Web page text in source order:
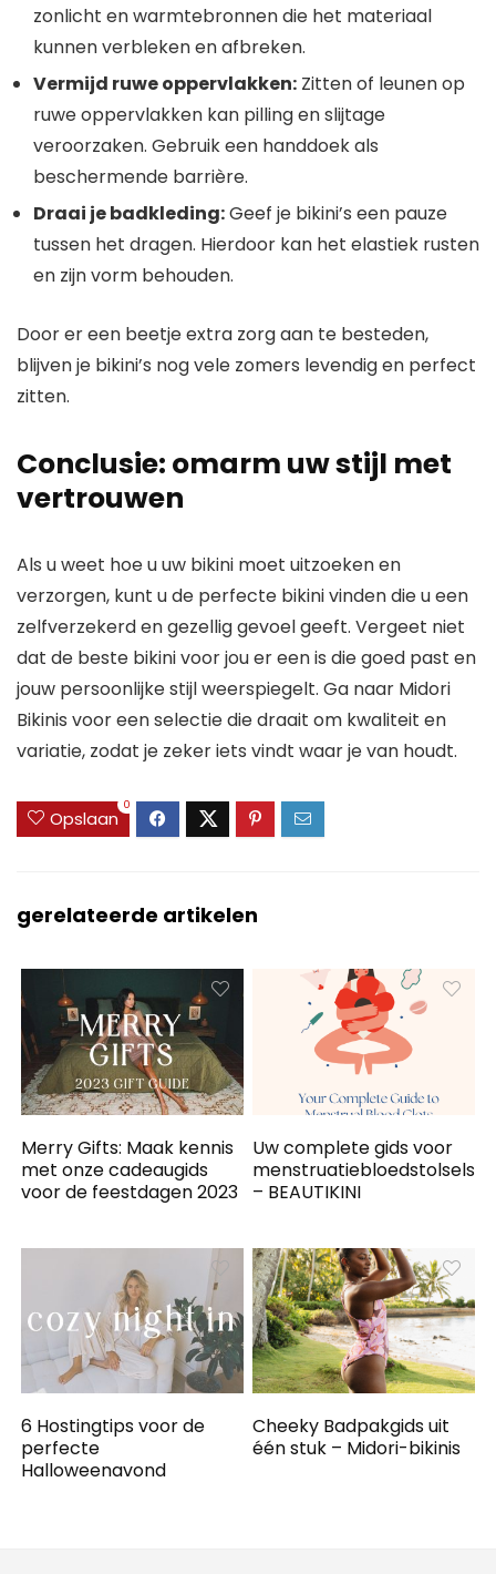
zonlicht en warmtebronnen die het materiaal
kunnen verbleken en afbreken.
Vermijd ruwe oppervlakken: Zitten of leunen op
ruwe oppervlakken kan pilling en slijtage
veroorzaken. Gebruik een handdoek als
beschermende barrière.
Draai je badkleding:Geef je bikini’s een pauze
tussen het dragen. Hierdoor kan het elastiek rusten
en zijn vorm behouden.
Door er een beetje extra zorg aan te besteden,
blijven je bikini’s nog vele zomers levendig en perfect
zitten.
Conclusie: omarm uw stijl met
vertrouwen
Als u weet hoe u uw bikini moet uitzoeken en
verzorgen, kunt u de perfecte bikini vinden die u een
zelfverzekerd en gezellig gevoel geeft. Vergeet niet
dat de beste bikini voor jou er een is die goed past en
jouw persoonlijke stijl weerspiegelt. Ga naar Midori
Bikinis voor een selectie die draait om kwaliteit en
variatie, zodat je zeker iets vindt waar je van houdt.
Opslaan
0
gerelateerde artikelen
Merry Gifts: Maak kennis
met onze cadeaugids
voor de feestdagen 2023
Uw complete gids voor
menstruatiebloedstolsels
– BEAUTIKINI
6 Hostingtips voor de
perfecte
Halloweenavond
Cheeky Badpakgids uit
één stuk – Midori-bikinis